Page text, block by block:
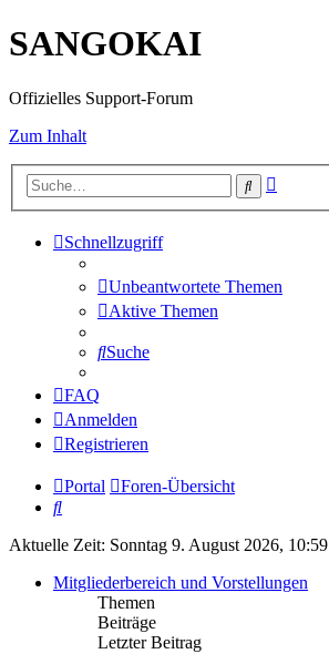
SANGOKAI
Offizielles Support-Forum
Zum Inhalt
Suche
Schnellzugriff
Unbeantwortete Themen
Aktive Themen
Suche
FAQ
Anmelden
Registrieren
Portal
Foren-Übersicht
Suche
Aktuelle Zeit: Sonntag 9. August 2026, 10:59
Mitgliederbereich und Vorstellungen
Themen
Beiträge
Letzter Beitrag